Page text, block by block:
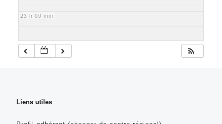
23 h 00 min
Liens utiles